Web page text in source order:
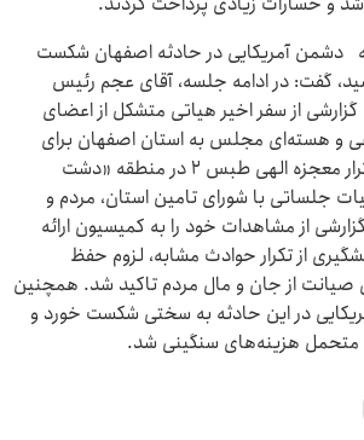
دشمن آمریکایی در حادثه اصفهان شکست
گفت: در ادامه جلسه،‌ آقای عجم رئیس
از سفر اخیر هیاتی متشکل از اعضای
و هسته‌ای مجلس به استان اصفهان برای
بررسی ابعاد حادثه و تکرار معجزه الهی طبس ۲ در منطقه «دشت
جلساتی با شورای تامین استان، مردم و
از مشاهدات خود را به کمیسیون ارائه
از تکرار حوادث مشابه، لزوم حفظ
صیانت از جان و مال مردم تاکید شد. همچنین
در این حادثه به سختی شکست خورد و
متحمل هزینه‌های سنگینی شد.